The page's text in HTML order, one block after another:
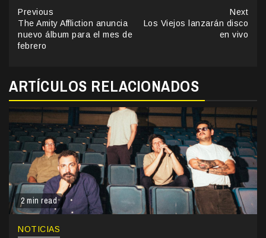
Continue
Reading
Previous
The Amity Affliction anuncia
nuevo álbum para el mes de
febrero
Next
Los Viejos lanzarán disco
en vivo
ARTÍCULOS RELACIONADOS
2 min read
NOTICIAS